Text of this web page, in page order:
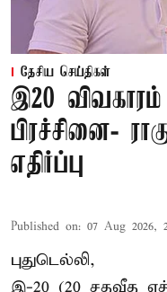
தேசிய செய்திகள்
இ20 விவகாரம்
பிரச்சினை-
எதிர்ப்பு
Published on: 07 Aug 2026,
புதுடெல்லி,
இ-20 (20 சதவீத